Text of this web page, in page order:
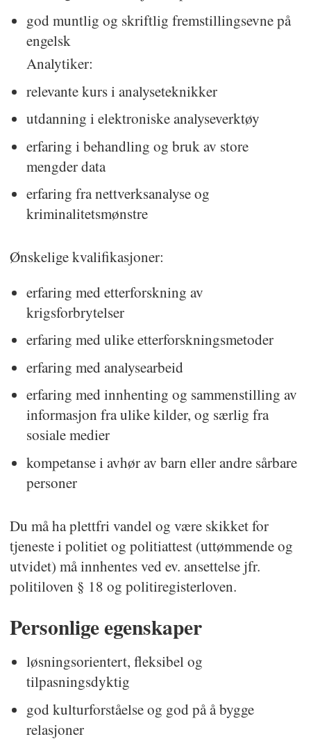
god muntlig og skriftlig fremstillingsevne på
engelsk
Analytiker:
relevante kurs i analyseteknikker
utdanning i elektroniske analyseverktøy
erfaring i behandling og bruk av store
mengder data
erfaring fra nettverksanalyse og
kriminalitetsmønstre
Ønskelige kvalifikasjoner:
erfaring med etterforskning av
krigsforbrytelser
erfaring med ulike etterforskningsmetoder
erfaring med analysearbeid
erfaring med innhenting og sammenstilling av
informasjon fra ulike kilder, og særlig fra
sosiale medier
kompetanse i avhør av barn eller andre sårbare
personer
Du må ha plettfri vandel og være skikket for
tjeneste i politiet og politiattest (uttømmende og
utvidet) må innhentes ved ev. ansettelse jfr.
politiloven § 18 og politiregisterloven.
Personlige egenskaper
løsningsorientert, fleksibel og
tilpasningsdyktig
god kulturforståelse og god på å bygge
relasjoner